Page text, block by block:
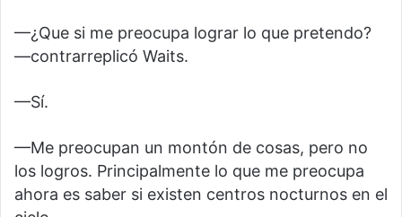
—¿Que si me preocupa lograr lo que pretendo?
—contrarreplicó Waits.
—Sí.
—Me preocupan un montón de cosas, pero no
los logros. Principalmente lo que me preocupa
ahora es saber si existen centros nocturnos en el